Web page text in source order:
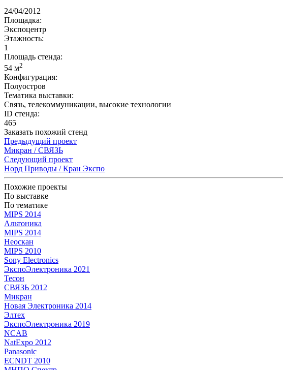
24/04/2012
Площадка:
Экспоцентр
Этажность:
1
Площадь стенда:
54 м2
Конфигурация:
Полуостров
Тематика выставки:
Связь, телекоммуникации, высокие технологии
ID стенда:
465
Заказать похожий стенд
Предыдущий проект
Микран / СВЯЗЬ
Следующий проект
Норд Приводы / Кран Экспо
Похожие проекты
По выставке
По тематике
MIPS 2014
Альтоника
MIPS 2014
Неоскан
MIPS 2010
Sony Electronics
ЭкспоЭлектроника 2021
Тесон
СВЯЗЬ 2012
Микран
Новая Электроника 2014
Элтех
ЭкспоЭлектроника 2019
NCAB
NatExpo 2012
Panasonic
ECNDT 2010